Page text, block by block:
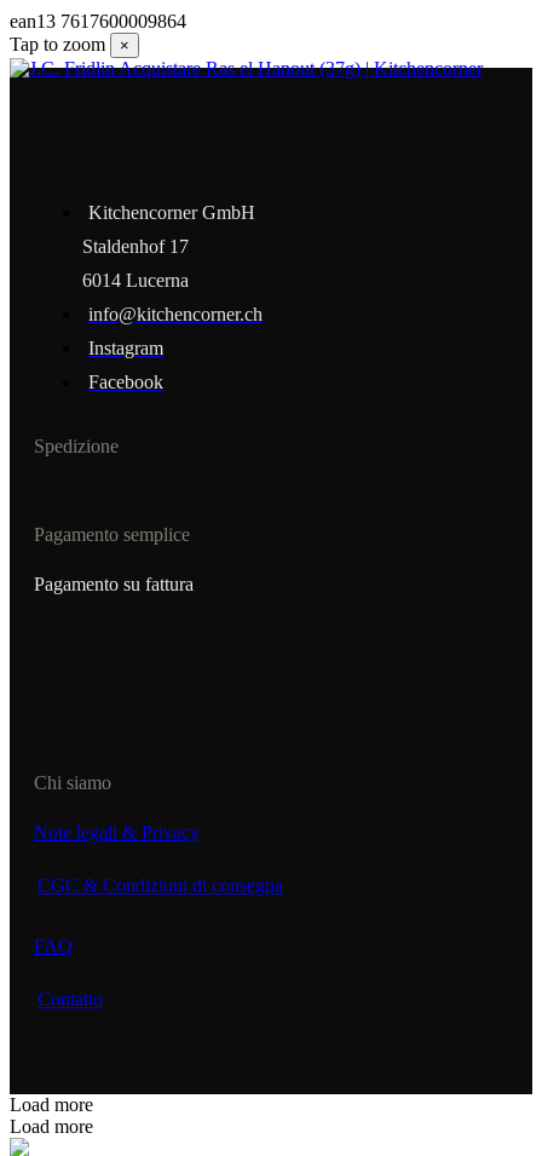
ean13 7617600009864
Tap to zoom
×
Kitchencorner GmbH
Staldenhof 17
6014 Lucerna
info@kitchencorner.ch
Instagram
Facebook
Spedizione
Pagamento semplice
Pagamento su fattura
Chi siamo
Note legali & Privacy
CGC & Condizioni di consegna
FAQ
Contatto
Load more
Load more